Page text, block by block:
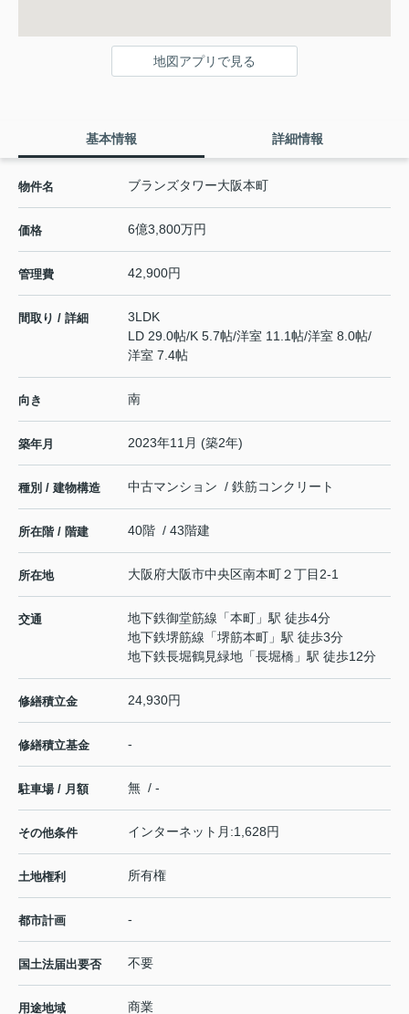
地図アプリで見る
基本情報 詳細情報
物件名 ブランズタワー大阪本町
価格 6億3,800万円
管理費 42,900円
間取り / 詳細
3LDK
LD 29.0帖/K 5.7帖/洋室 11.1帖/洋室 8.0帖/
洋室 7.4帖
向き 南
築年月 2023年11月 (築2年)
種別 / 建物構造 中古マンション / 鉄筋コンクリート
所在階 / 階建 40階 / 43階建
所在地 大阪府大阪市中央区南本町２丁目2-1
交通 地下鉄御堂筋線 「本町 」駅 徒歩4分
地下鉄堺筋線 「堺筋本町 」駅 徒歩3分
地下鉄長堀鶴見緑地 「長堀橋 」駅 徒歩12分
修繕積立金 24,930円
修繕積立基金 -
駐車場 / 月額 無 / -
その他条件 インターネット月:1,628円
土地権利 所有権
都市計画 -
国土法届出要否 不要
用途地域 商業